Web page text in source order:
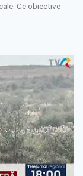
Ce obiective